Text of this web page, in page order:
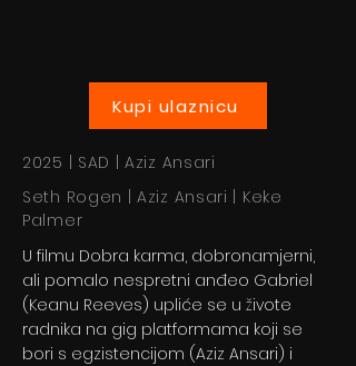
Kupi ulaznicu
2025 | SAD | Aziz Ansari
Seth Rogen | Aziz Ansari | Keke
Palmer
U filmu Dobra karma, dobronamjerni,
ali pomalo nespretni anđeo Gabriel
(Keanu Reeves) upliće se u živote
radnika na gig platformama koji se
bori s egzistencijom (Aziz Ansari) i